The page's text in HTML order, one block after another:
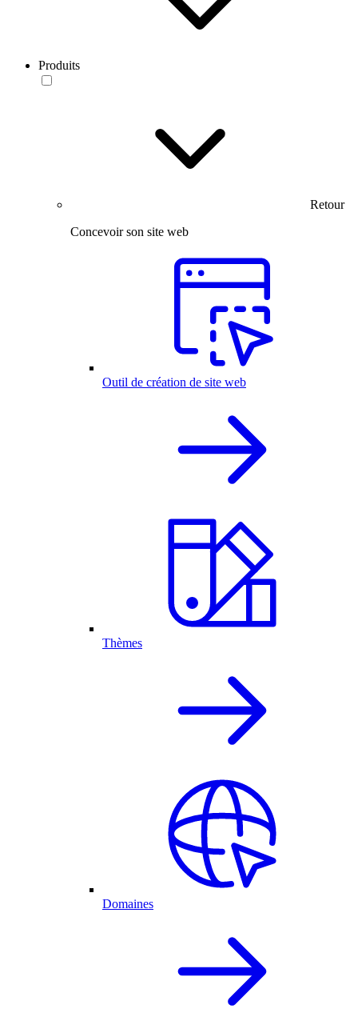
Produits
Retour
Concevoir son site web
Outil de création de site web
Thèmes
Domaines